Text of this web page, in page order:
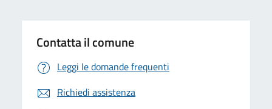
Contatta il comune
Leggi le domande frequenti
Richiedi assistenza